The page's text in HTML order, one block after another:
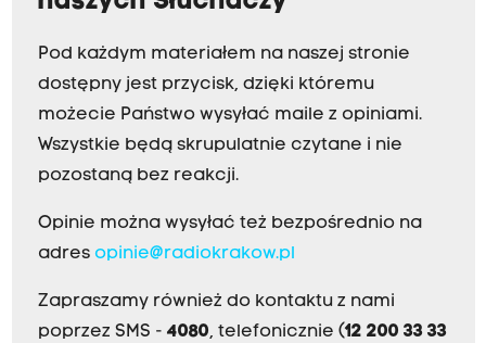
Pod każdym materiałem na naszej stronie
dostępny jest przycisk, dzięki któremu
możecie Państwo wysyłać maile z opiniami.
Wszystkie będą skrupulatnie czytane i nie
pozostaną bez reakcji.
Opinie można wysyłać też bezpośrednio na
adres opinie@radiokrakow.pl
Zapraszamy również do kontaktu z nami
poprzez SMS - 4080, telefonicznie (12 200 33 33